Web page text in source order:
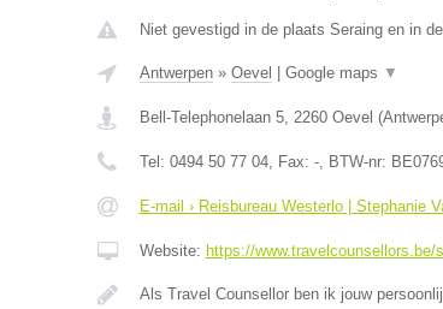
Niet gevestigd in de plaats Seraing en in
Antwerpen» Oevel Google maps ▼
Bell-Telephonelaan 5, 2260 Oevel (
Tel: 0494 50 77 04, Fax: -, BTW-nr:
E-mail › Reisbureau Westerlo | Stephanie
Website: https://www.travelcounsellors.be/
Als Travel Counsellor ben ik jouw